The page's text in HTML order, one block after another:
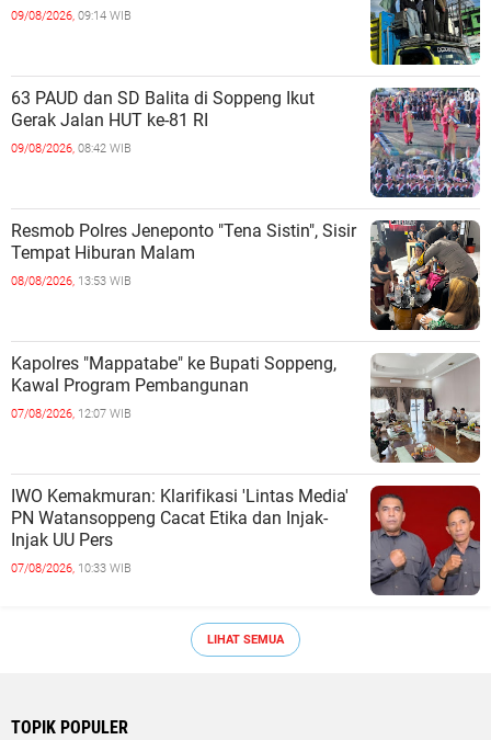
09/08/2026, 09:14 WIB
63 PAUD dan SD Balita di Soppeng Ikut
Gerak Jalan HUT ke-81 RI ‎
09/08/2026, 08:42 WIB
Resmob Polres Jeneponto "Tena Sistin", Sisir
Tempat Hiburan Malam ‎
08/08/2026, 13:53 WIB
Kapolres "Mappatabe" ke Bupati Soppeng,
Kawal Program Pembangunan ‎ ‎
07/08/2026, 12:07 WIB
IWO Kemakmuran: Klarifikasi 'Lintas Media'
PN Watansoppeng Cacat Etika dan Injak-
Injak UU Pers
07/08/2026, 10:33 WIB
LIHAT SEMUA
TOPIK POPULER